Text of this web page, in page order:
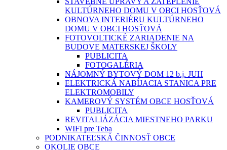
KULTÚRNEHO DOMU V OBCI HOSŤOVÁ
OBNOVA INTERIÉRU KULTÚRNEHO
DOMU V OBCI HOSŤOVÁ
FOTOVOLTICKÉ ZARIADENIE NA
BUDOVE MATERSKEJ ŠKOLY
PUBLICITA
FOTOGALÉRIA
NÁJOMNÝ BYTOVÝ DOM 12 b.j. JUH
ELEKTRICKÁ NABÍJACIA STANICA PRE
ELEKTROMOBILY
KAMEROVÝ SYSTÉM OBCE HOSŤOVÁ
PUBLICITA
REVITALIÁZÁCIA MIESTNEHO PARKU
WIFI pre Teba
PODNIKATEĽSKÁ ČINNOSŤ OBCE
OKOLIE OBCE